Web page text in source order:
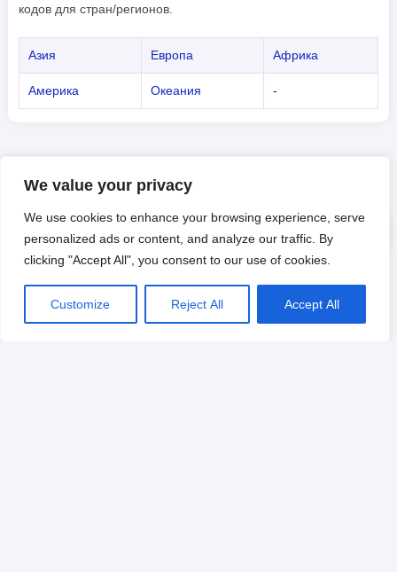
We value your privacy
We use cookies to enhance your browsing experience, serve
personalized ads or content, and analyze our traffic. By
clicking "Accept All", you consent to our use of cookies.
Customize Reject All Accept All
кодов для стран/регионов.
Азия Европа Африка
Америка Океания -